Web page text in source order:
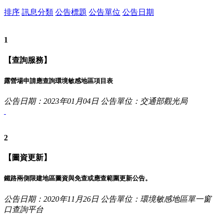
排序 訊息分類 公告標題 公告單位 公告日期
1
【查詢服務】
露營場申請應查詢環境敏感地區項目表
公告日期：2023年01月04日 公告單位：交通部觀光局
2
【圖資更新】
鐵路兩側限建地區圖資與免查或應查範圍更新公告。
公告日期：2020年11月26日 公告單位：環境敏感地區單一窗
口查詢平台